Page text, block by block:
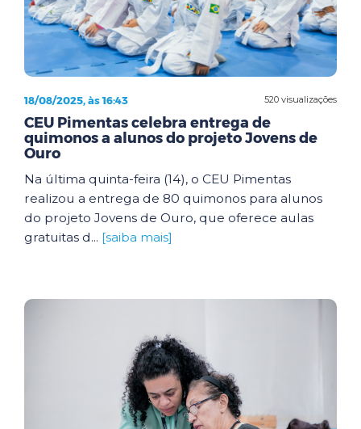
520 visualizações
18/08/2025, às 16:43
CEU Pimentas celebra entrega de
quimonos a alunos do projeto Jovens de
Ouro
Na última quinta-feira (14), o CEU Pimentas
realizou a entrega de 80 quimonos para alunos
do projeto Jovens de Ouro, que oferece aulas
gratuitas d... [saiba mais]